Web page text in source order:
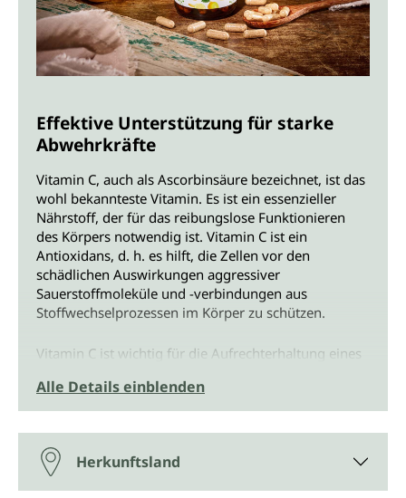
Effektive Unterstützung für starke
Abwehrkräfte
Vitamin C, auch als Ascorbinsäure bezeichnet, ist das
wohl bekannteste Vitamin. Es ist ein essenzieller
Nährstoff, der für das reibungslose Funktionieren
des Körpers notwendig ist. Vitamin C ist ein
Antioxidans, d. h. es hilft, die Zellen vor den
schädlichen Auswirkungen aggressiver
Sauerstoffmoleküle und -verbindungen aus
Stoffwechselprozessen im Körper zu schützen.
Vitamin C ist wichtig für die Aufrechterhaltung eines
Unterstützung der kardiovaskulären Gesundheit,
einer gesunden Haut und einer guten Gehirnfunktion
beitragen. Vitamin C ist außerdem wichtig für die
Synthese von Kollagen, einem Protein, das für das
Wachstum und die Reparatur von Gewebe im Körper
unerlässlich ist.
Alle Details einblenden
Herkunftsland